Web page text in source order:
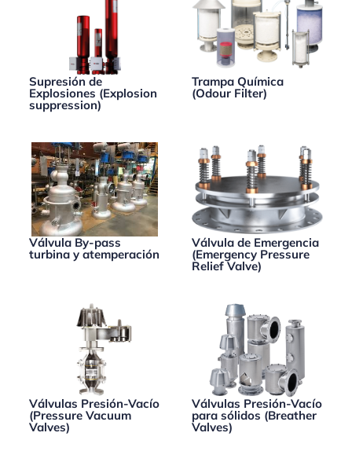
Supresión de
Explosiones (Explosion
suppression)
Trampa Química
(Odour Filter)
Válvula By-pass
turbina y atemperación
Válvula de Emergencia
(Emergency Pressure
Relief Valve)
Válvulas Presión-Vacío
(Pressure Vacuum
Valves)
Válvulas Presión-Vacío
para sólidos (Breather
Valves)